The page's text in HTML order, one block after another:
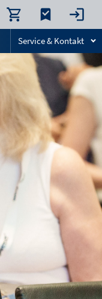
Service & Kontakt